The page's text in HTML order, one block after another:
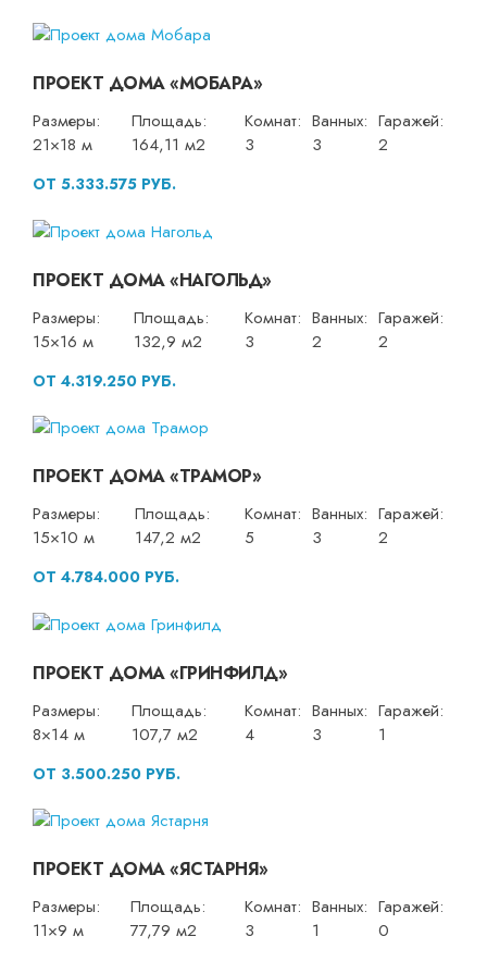
ПРОЕКТ ДОМА «МОБАРА»
Размеры:
21×18 м
Площадь:
164,11 м2
Комнат:
3
Ванных:
3
Гаражей:
2
ОТ 5.333.575 РУБ.
ПРОЕКТ ДОМА «НАГОЛЬД»
Размеры:
15×16 м
Площадь:
132,9 м2
Комнат:
3
Ванных:
2
Гаражей:
2
ОТ 4.319.250 РУБ.
ПРОЕКТ ДОМА «ТРАМОР»
Размеры:
15×10 м
Площадь:
147,2 м2
Комнат:
5
Ванных:
3
Гаражей:
2
ОТ 4.784.000 РУБ.
ПРОЕКТ ДОМА «ГРИНФИЛД»
Размеры:
8×14 м
Площадь:
107,7 м2
Комнат:
4
Ванных:
3
Гаражей:
1
ОТ 3.500.250 РУБ.
ПРОЕКТ ДОМА «ЯСТАРНЯ»
Размеры:
11×9 м
Площадь:
77,79 м2
Комнат:
3
Ванных:
1
Гаражей:
0